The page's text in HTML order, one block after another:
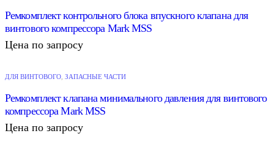
Ремкомплект контрольного блока впускного клапана для
винтового компрессора Mark MSS
Цена по запросу
ДЛЯ ВИНТОВОГО ЗАПАСНЫЕ ЧАСТИ
Ремкомплект клапана минимального давления для винтового
компрессора Mark MSS
Цена по запросу